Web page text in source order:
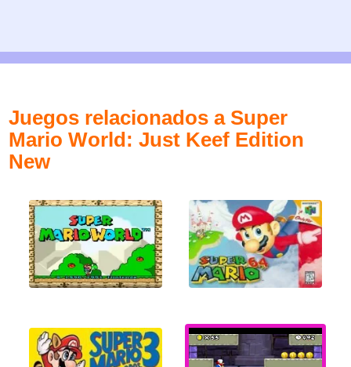
Juegos relacionados a Super
Mario World: Just Keef Edition
New